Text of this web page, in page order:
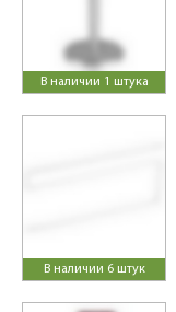
В наличии 1 штука
В наличии 6 штук